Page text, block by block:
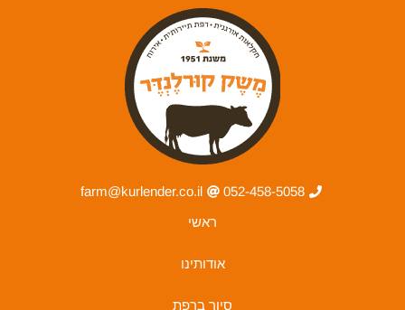
052-458-5058
farm@kurlender.co.il
ראשי
אודותינו
סיור ברפת